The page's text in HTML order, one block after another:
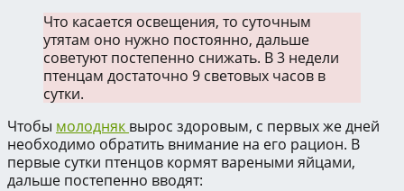
Что касается освещения, то суточным
утятам оно нужно постоянно, дальше
советуют постепенно снижать. В 3 недели
птенцам достаточно 9 световых часов в
сутки.
Чтобы молодняк вырос здоровым, с первых же дней
необходимо обратить внимание на его рацион. В
первые сутки птенцов кормят вареными яйцами,
дальше постепенно вводят: